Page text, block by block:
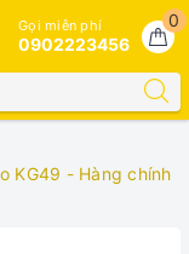
0
Gọi miễn phí
0902223456
KG49 - Hàng chính